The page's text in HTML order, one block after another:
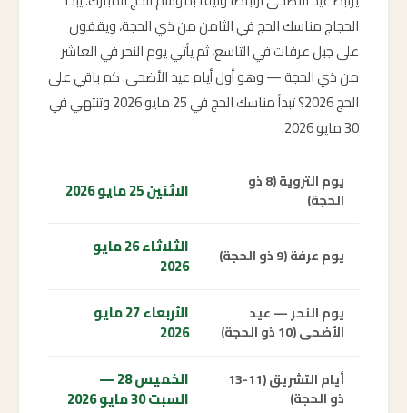
الحجاج مناسك الحج في الثامن من ذي الحجة، ويقفون
على جبل عرفات في التاسع، ثم يأتي يوم النحر في العاشر
من ذي الحجة — وهو أول أيام عيد الأضحى. كم باقي على
الحج 2026؟ تبدأ مناسك الحج في 25 مايو 2026 وتنتهي في
30 مايو 2026.
يوم التروية (8 ذو
الحجة)
الاثنين 25 مايو 2026
يوم عرفة (9 ذو الحجة) الثلاثاء 26 مايو
2026
يوم النحر — عيد
الأضحى (10 ذو الحجة)
الأربعاء 27 مايو
2026
أيام التشريق (11-13
ذو الحجة)
الخميس 28 —
السبت 30 مايو 2026